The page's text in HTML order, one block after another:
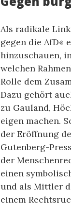
Als radikale
gegen die AfD«
hinzuschauen,
welchen
Rolle dem
Dazu gehört
zu Gauland,
eigen machen.
der Eröffnung
Gutenberg-
der
einen
und als Mittler
einem